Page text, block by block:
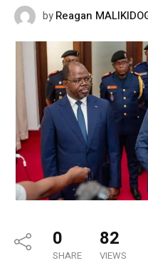
byReagan
0
SHARE
82
VIEWS